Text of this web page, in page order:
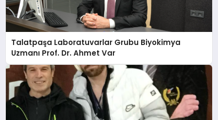
Talatpaşa Laboratuvarlar Grubu Biyokimya
Uzmanı Prof. Dr. Ahmet Var